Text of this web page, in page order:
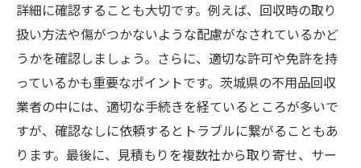
詳細に確認することも大切です。例えば、回収時の取り
扱い方法や傷がつかないような配慮がなされているかど
うかを確認しましょう。さらに、適切な許可や免許を持
っているかも重要なポイントです。茨城県の不用品回収
業者の中には、適切な手続きを経ているところが多いで
すが、確認なしに依頼するとトラブルに繋がることもあ
ります。最後に、見積もりを複数社から取り寄せ、サー